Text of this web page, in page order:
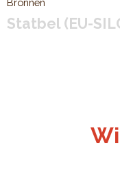
Bronnen
Statbel (EU-